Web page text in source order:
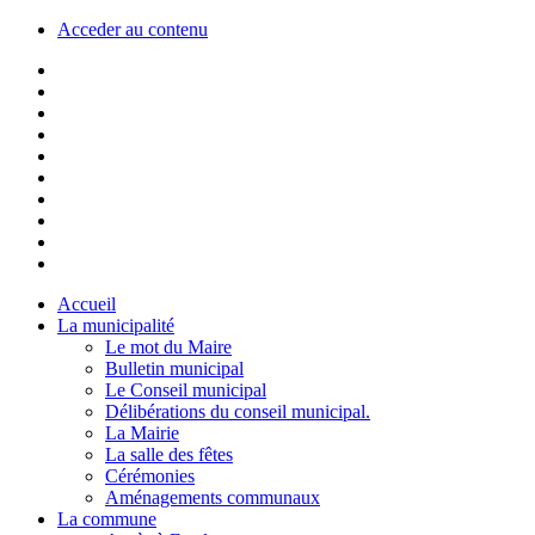
Acceder au contenu
Accueil
La municipalité
Le mot du Maire
Bulletin municipal
Le Conseil municipal
Délibérations du conseil municipal.
La Mairie
La salle des fêtes
Cérémonies
Aménagements communaux
La commune